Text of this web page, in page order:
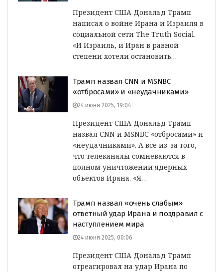
Президент США Дональд Трамп
написал о войне Ирана и Израиля в
социальной сети The Truth Social.
«И Израиль, и Иран в равной
степени хотели остановить…
Трамп назвал CNN и MSNBC
«отбросами» и «неудачниками»
24 июня 2025, 19:04
Президент США Дональд Трамп
назвал CNN и MSNBC «отбросами» и
«неудачниками». А все из-за того,
что телеканалы сомневаются в
полном уничтожении ядерных
объектов Ирана. «Я…
Трамп назвал «очень слабым»
ответный удар Ирана и поздравил с
наступлением мира
24 июня 2025, 00:06
Президент США Дональд Трамп
отреагировал на удар Ирана по